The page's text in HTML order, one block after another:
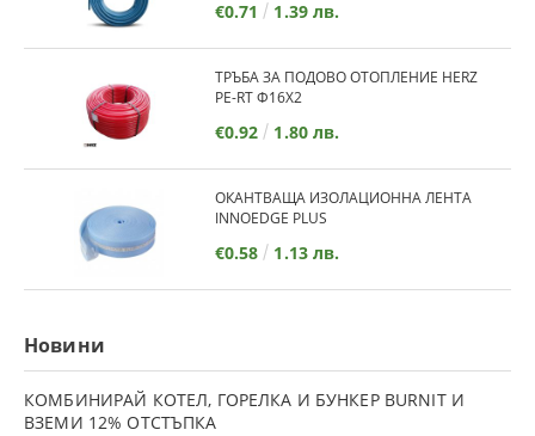
€0.71 1.39 лв.
ТРЪБА ЗА ПОДОВО ОТОПЛЕНИЕ HERZ
PE-RT Ф16Х2
€0.92 1.80 лв.
ОКАНТВАЩА ИЗОЛАЦИОННА ЛЕНТА
INNOEDGE PLUS
€0.58 1.13 лв.
Новини
КОМБИНИРАЙ КОТЕЛ, ГОРЕЛКА И БУНКЕР BURNIT И
ВЗЕМИ 12% ОТСТЪПКА